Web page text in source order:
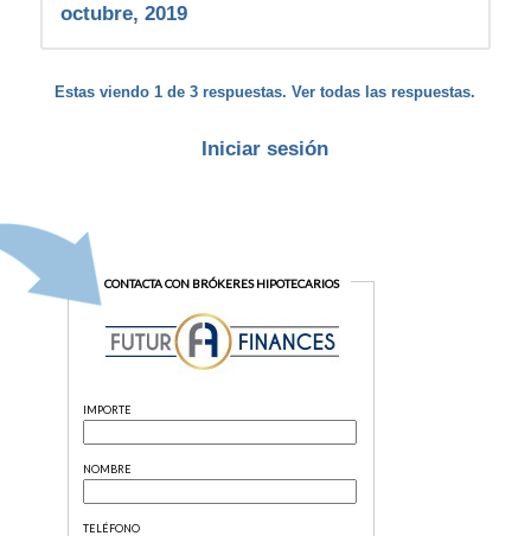
octubre, 2019
Estas viendo 1 de 3 respuestas. Ver todas las respuestas.
Iniciar sesión